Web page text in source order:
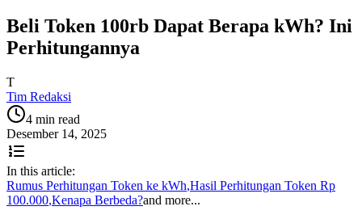
Beli Token 100rb Dapat Berapa kWh? Ini
Perhitungannya
T
Tim Redaksi
4 min read
Desember 14, 2025
In this article:
Rumus Perhitungan Token ke kWh,Hasil Perhitungan Token Rp
100.000,Kenapa Berbeda?and more...